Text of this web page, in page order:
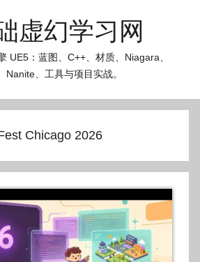
虚幻学习网
UE5：蓝图、C++、材质、Niagara、
Nanite、工具与项目实战。
Chicago 2026